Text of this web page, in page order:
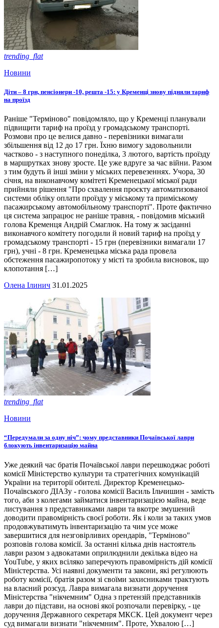
trending_flat
Новини
Діти – 8 грн, пенсіонери -10, решта -15: у Кременці знову підняли тариф
на проїзд
Раніше "Терміново" повідомляло, що у Кременці планували
підвищити тариф на проїзд у громадському транспорті.
Розмови про це велися давно - перевізники вимагали
збільшення від 12 до 17 грн. Їхню вимогу задовольнили
частково - з наступного понеділка, 3 лютого, вартість проїзду
в маршрутках знову зросте. Це уже вдруге за час війни. Разом
з тим будуть й інші зміни у міських перевезеннях. Учора, 30
січня, на виконавчому комітеті Кременецької міської ради
прийняли рішення "Про схвалення проєкту автоматизованої
системи обліку оплати проїзду у міському та приміському
пасажирському автомобільному транспорті". Проте фактично
ця система запрацює не раніше травня, - повідомив міський
голова Кременця Андрій Смаглюк. На тому ж засіданні
виконавчого комітету погодили й новий тариф на проїзд у
громадському транспорті - 15 грн (перевізники вимагали 17
грн), учні - 8 грн. Кременецька міська рада провела
обстеження пасажиропотоку у місті та зробила висновок, що
клопотання […]
Олена Ілинич 31.01.2025
trending_flat
Новини
“Передумали за одну ніч”: чому представники Почаївської лаври
блокують інвентаризацію майна
Уже деякий час братія Почаївської лаври перешкоджає роботі
комісії Міністерство культури та стратегічних комунікацій
України на території обителі. Директор Кременецько-
Почаївського ДІАЗу - голова комісії Василь Ільчишин - замість
того, аби з колегами займатися інвентаризацією майна, веде
листування з представниками лаври та вкотре змушений
доводити правомірність своєї роботи. Як і коли за таких умов
продовжуватимуть інвентаризацію та чим усе може
завершитися для незговірливих орендарів, "Терміново"
розповів голова комісії. За останні кілька днів настоятель
лаври разом з адвокатами оприлюднили декілька відео на
YouTube, у яких всіляко заперечують правомірність дій комісії
Міністерства. Усі наявні документи та закони, які регулюють
роботу комісії, братія разом зі своїми захисниками трактують
на власний розсуд. Лавра вимагала визнати доручення
Міністерства "нікчемним" Одна з претензій представників
лаври до підстави, на основі якої розпочали перевірку, - це
доручення Державного секретаря МКСК. Цей документ через
суд вимагали визнати "нікчемним". Проте, Ухвалою […]